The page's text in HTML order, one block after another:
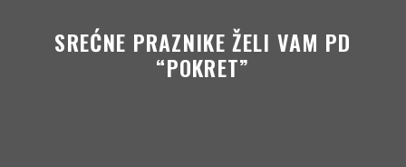
SREĆNE PRAZNIKE ŽELI VAM PD
“POKRET”